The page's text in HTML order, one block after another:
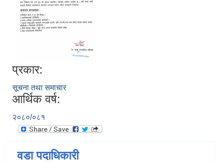
प्रकार:
सूचना तथा समाचार
आर्थिक वर्ष:
२०८०/०८१
वडा पदाधिकारी